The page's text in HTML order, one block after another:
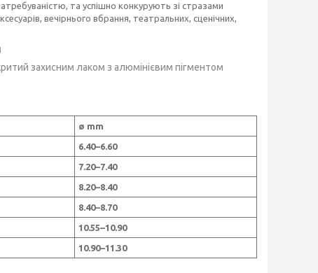
та успішно конкурують зі стразами
вечірнього вбрання, театральних, сценічних,
захисним лаком з алюмінієвим пігментом
ø mm
6.40–6.60
7.20–7.40
8.20–8.40
8.40–8.70
10.55–10.90
10.90–11.30